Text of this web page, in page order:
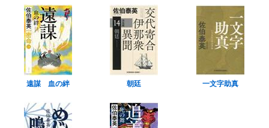
遠謀 血の絆 朝廷 一文字助真